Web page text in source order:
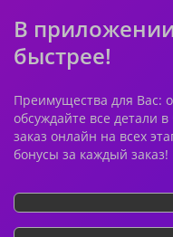
В
быстрее!
Преимущества для Вас:
обсуждайте все детали
заказ онлайн на всех
бонусы за каждый заказ!